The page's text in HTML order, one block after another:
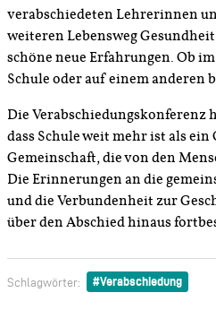
verabschiedeten Lehrerinnen
weiteren Lebensweg
schöne neue Erfahrungen. Ob
Schule oder auf einem anderen
Die Verabschiedungskonferenz
dass Schule weit mehr ist als
Gemeinschaft, die von den
Die Erinnerungen an die
und die Verbundenheit zur
über den Abschied hinaus
Schlagwörter: Verabschiedung